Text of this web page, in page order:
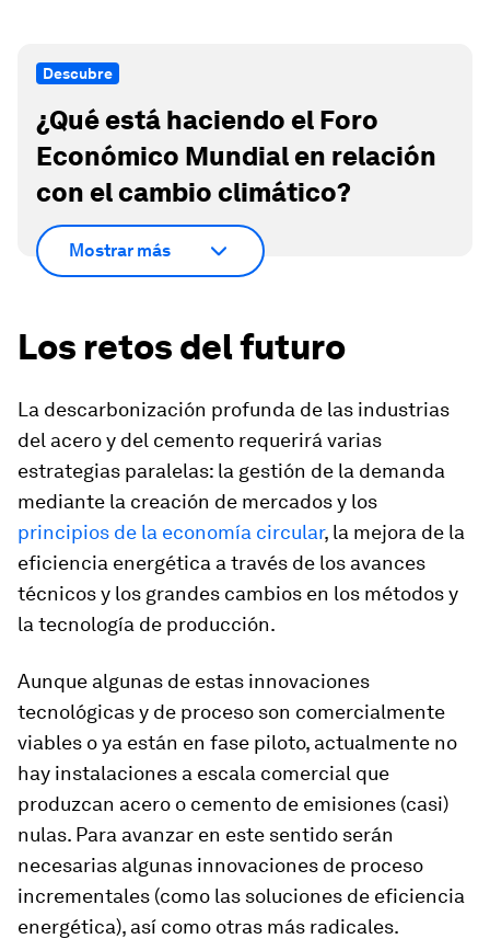
Descubre
¿Qué está haciendo el Foro
Económico Mundial en relación
con el cambio climático?
Mostrar más
Los retos del futuro
La descarbonización profunda de las industrias
del acero y del cemento requerirá varias
estrategias paralelas: la gestión de la demanda
mediante la creación de mercados y los
principios de la economía circular, la mejora de la
eficiencia energética a través de los avances
técnicos y los grandes cambios en los métodos y
la tecnología de producción.
Aunque algunas de estas innovaciones
tecnológicas y de proceso son comercialmente
viables o ya están en fase piloto, actualmente no
hay instalaciones a escala comercial que
produzcan acero o cemento de emisiones (casi)
nulas. Para avanzar en este sentido serán
necesarias algunas innovaciones de proceso
incrementales (como las soluciones de eficiencia
energética), así como otras más radicales.